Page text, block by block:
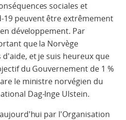
sociales et
19 peuvent être extrêmement
développement. Par
que la Norvège
et je suis heureux que
du Gouvernement de 1 %
le ministre norvégien du
Dag-Inge Ulstein.
par l'Organisation